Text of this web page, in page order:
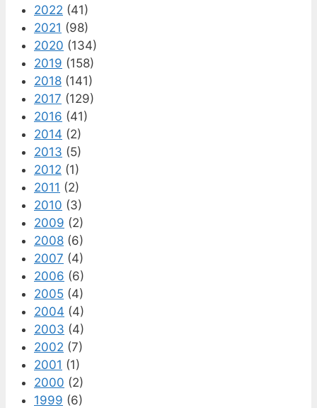
2022 (41)
2021 (98)
2020 (134)
2019 (158)
2018 (141)
2017 (129)
2016 (41)
2014 (2)
2013 (5)
2012 (1)
2011 (2)
2010 (3)
2009 (2)
2008 (6)
2007 (4)
2006 (6)
2005 (4)
2004 (4)
2003 (4)
2002 (7)
2001 (1)
2000 (2)
1999 (6)